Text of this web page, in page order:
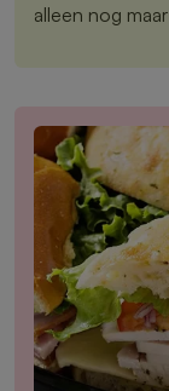
alleen nog